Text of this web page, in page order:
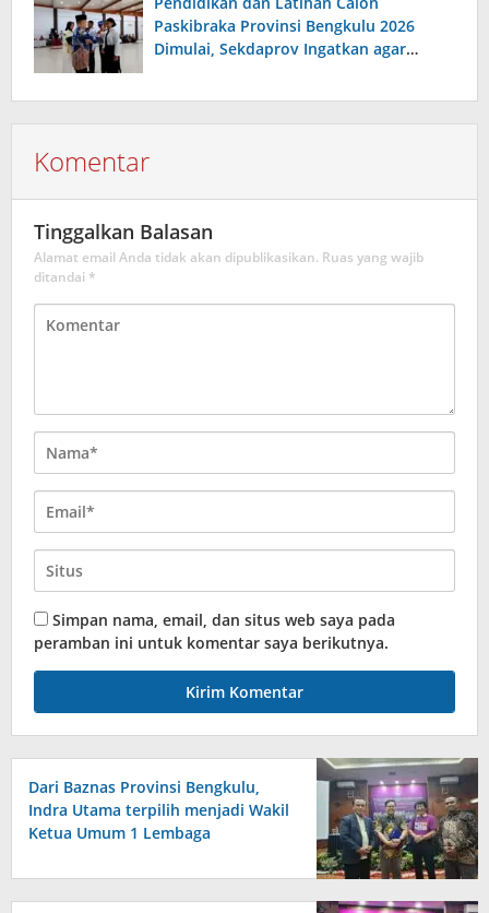
Paskibraka Provinsi Bengkulu 2026
Dimulai, Sekdaprov Ingatkan agar
Komentar
Tinggalkan Balasan
Alamat email Anda tidak akan dipublikasikan. Ruas yang wajib
ditandai *
Simpan nama, email, dan situs web saya pada
peramban ini untuk komentar saya berikutnya.
Dari Baznas Provinsi Bengkulu,
Indra Utama terpilih menjadi Wakil
Ketua Umum 1 Lembaga